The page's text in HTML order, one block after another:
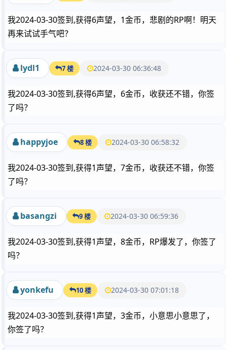
我2024-03-30签到,获得6声望，1金币，悲剧的RP啊！明天
再来试试手气吧？
lydl1 7 楼 2024-03-30 06:36:48
我2024-03-30签到,获得6声望，6金币，收获还不错，你签
了吗？
happyjoe 8 楼 2024-03-30 06:58:32
我2024-03-30签到,获得1声望，7金币，收获还不错，你签
了吗？
basangzi 9 楼 2024-03-30 06:59:36
我2024-03-30签到,获得1声望，8金币，RP爆发了，你签了
吗？
yonkefu 10 楼 2024-03-30 07:01:18
我2024-03-30签到,获得1声望，3金币，小意思小意思了，
你签了吗？